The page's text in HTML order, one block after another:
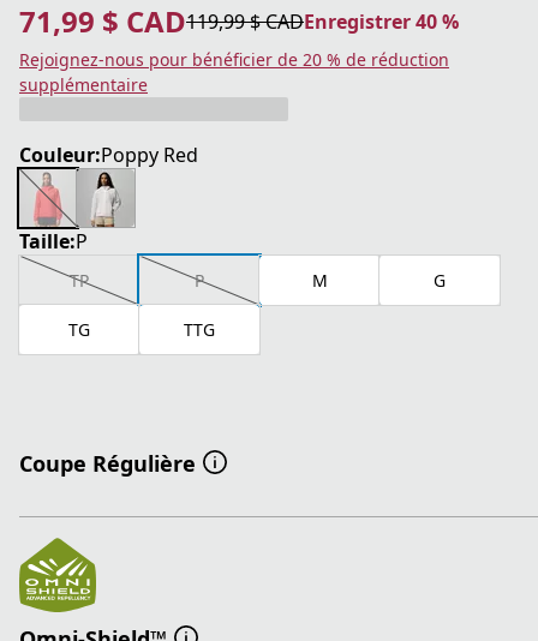
71,99 $ CAD
prix actuel 71,99 $ CAD119,99 $ CAD
prix original 119,99 $ CAD Enregistrer 40 %
Enregistrer 40 %
Rejoignez-nous pour bénéficier de 20 % de réduction
supplémentaire
Couleur:Poppy Red
Taille:P
TP P M G
TG TTG
Coupe Régulière